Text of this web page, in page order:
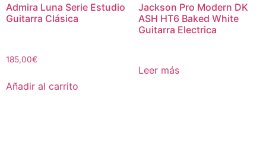
Admira Luna Serie Estudio
Guitarra Clásica
185,00€
Añadir al carrito
Jackson Pro Modern DK
ASH HT6 Baked White
Guitarra Electrica
Leer más